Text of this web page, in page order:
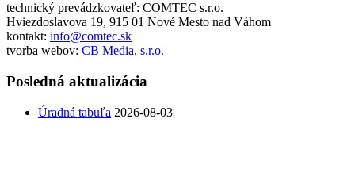
technický prevádzkovateľ: COMTEC s.r.o.
Hviezdoslavova 19, 915 01 Nové Mesto nad Váhom
kontakt: info@comtec.sk
tvorba webov: CB Media, s.r.o.
Posledná aktualizácia
Úradná tabuľa 2026-08-03